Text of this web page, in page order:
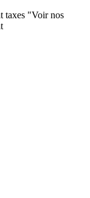
taxes "Voir nos